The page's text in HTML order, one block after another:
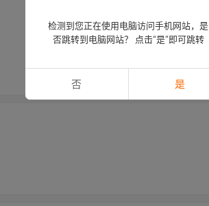
检测到您正在使用电脑访问手机网站，是
否跳转到电脑网站？ 点击“是”即可跳转
否 是